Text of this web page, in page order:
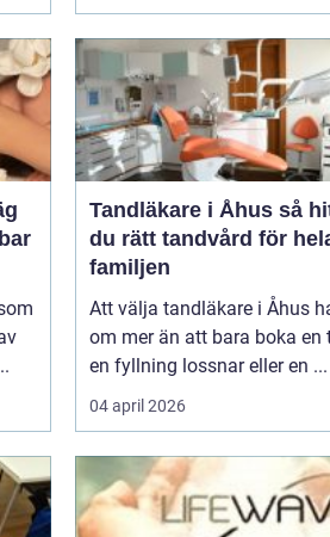
Tandläkare i Åhus så hittar
du rätt tandvård för
familjen
Att välja tandläkare i Åhus
om mer än att bara boka en
en fyllning lossnar eller en ...
04 april 2026